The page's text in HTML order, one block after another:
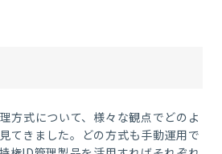
方式について、様々な観点でどのよ
てきました。どの方式も手動運用で